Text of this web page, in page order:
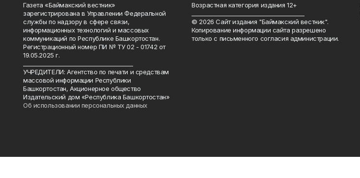
Газета «Баймакский вестник»
зарегистрирована в Управлении Федеральной
службы по надзору в сфере связи,
информационных технологий и массовых
коммуникаций по Республике Башкортостан.
Регистрационный номер ПИ № ТУ 02 - 01742 от
19.05.2025 г.
УЧРЕДИТЕЛИ: Агентство по печати и средствам
массовой информации Республики
Башкортостан, Акционерное общество
Издательский дом «Республика Башкортостан»
Об использовании персональных данных
Возрастная категория издания 12+
© 2026 Сайт издания "Баймакский вестник".
Копирование информации сайта разрешено
только с письменного согласия администрации.